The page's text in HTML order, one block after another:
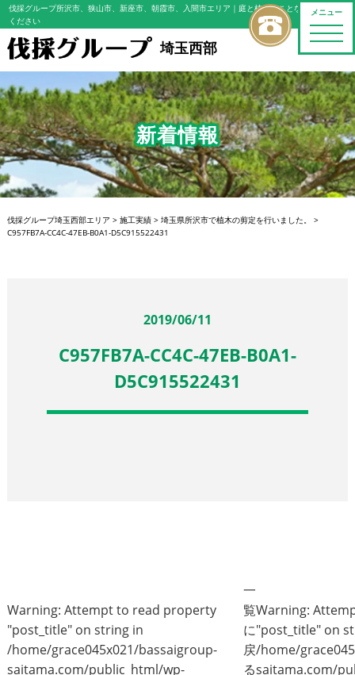
メニュー
toggle
伐採グループ所沢市、狭山市、新座市、朝霞市、入間市エリア ｜庭と植木のことならおまかせ
ください
埼玉西部
新着情報
伐採グループ埼玉西部エリア > 施工実績> 埼玉県所沢市で植木の剪定を行いました。
>
C957FB7A-CC4C-47EB-B0A1-D5C915522431
2019/06/11
C957FB7A-CC4C-47EB-B0A1-
D5C915522431
Warning: Attempt to read property
"post_title" on string in
/home/grace045x021/bassaigroup-
saitama.com/public_html/wp-
一
覧
に
戻
る
Warning:
"post_title" on
/home/
saitama.com/